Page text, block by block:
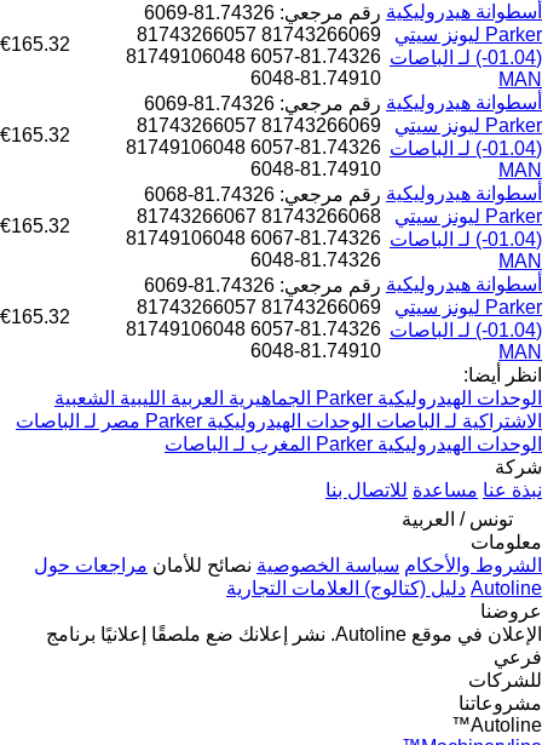
أسطوانة هيدروليكية
Parker ليونز سيتي
(01.04-) لـ الباصات
MAN
رقم مرجعي: 81.74326-6069
81743266069 81743266057
81.74326-6057 81749106048
81.74910-6048
€165.32
أسطوانة هيدروليكية
Parker ليونز سيتي
(01.04-) لـ الباصات
MAN
رقم مرجعي: 81.74326-6069
81743266069 81743266057
81.74326-6057 81749106048
81.74910-6048
€165.32
أسطوانة هيدروليكية
Parker ليونز سيتي
(01.04-) لـ الباصات
MAN
رقم مرجعي: 81.74326-6068
81743266068 81743266067
81.74326-6067 81749106048
81.74326-6048
€165.32
أسطوانة هيدروليكية
Parker ليونز سيتي
(01.04-) لـ الباصات
MAN
رقم مرجعي: 81.74326-6069
81743266069 81743266057
81.74326-6057 81749106048
81.74910-6048
€165.32
انظر أيضا:
الوحدات الهيدروليكية Parker الجماهيرية العربية الليبية الشعبية
الاشتراكية لـ الباصات الوحدات الهيدروليكية Parker مصر لـ الباصات
الوحدات الهيدروليكية Parker المغرب لـ الباصات
شركة
نبذة عنا مساعدة للاتصال بنا
تونس / العربية
معلومات
الشروط والأحكام سياسة الخصوصية نصائح للأمان مراجعات حول
Autoline دليل (كتالوج) العلامات التجارية
عروضنا
الإعلان في موقع Autoline.
نشر إعلانك ضع ملصقًا إعلانيًا برنامج
فرعي
للشركات
مشروعاتنا
Autoline™